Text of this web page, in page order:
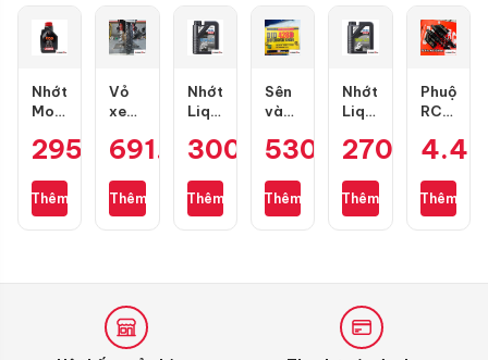
Nhớt
Motul
10W50
1L
295.000₫
Thêm
Vỏ
xe
TT902
80/90-
17
691.000₫
Thêm
Nhớt
Liqui
Motorbike
4T
10W40
300.000₫
Thêm
Sên
vàng
9 ly
(chính
hãng)
530.000₫
Thêm
Nhớt
Liqui
Motorbike
10W40
1L
270.000₫
Thêm
Phuộc
RCB
Pro
Air
Blade
Thêm